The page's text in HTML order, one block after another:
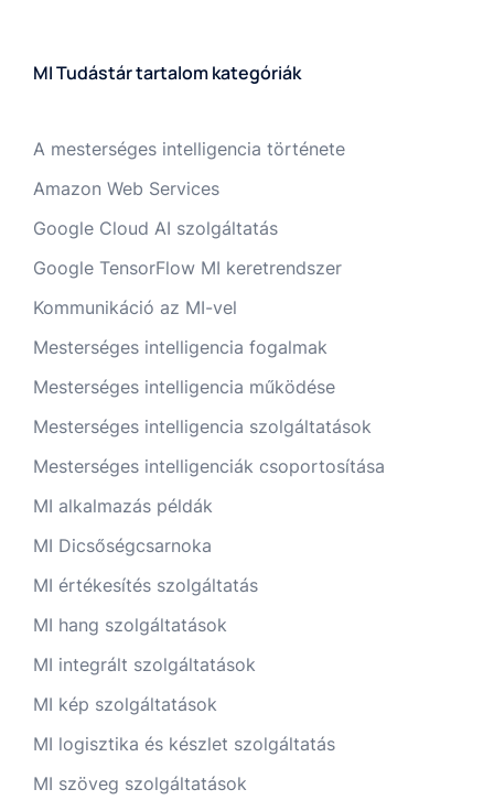
MI Tudástár tartalom kategóriák
A mesterséges intelligencia története
Amazon Web Services
Google Cloud AI szolgáltatás
Google TensorFlow MI keretrendszer
Kommunikáció az MI-vel
Mesterséges intelligencia fogalmak
Mesterséges intelligencia működése
Mesterséges intelligencia szolgáltatások
Mesterséges intelligenciák csoportosítása
MI alkalmazás példák
MI Dicsőségcsarnoka
MI értékesítés szolgáltatás
MI hang szolgáltatások
MI integrált szolgáltatások
MI kép szolgáltatások
MI logisztika és készlet szolgáltatás
MI szöveg szolgáltatások